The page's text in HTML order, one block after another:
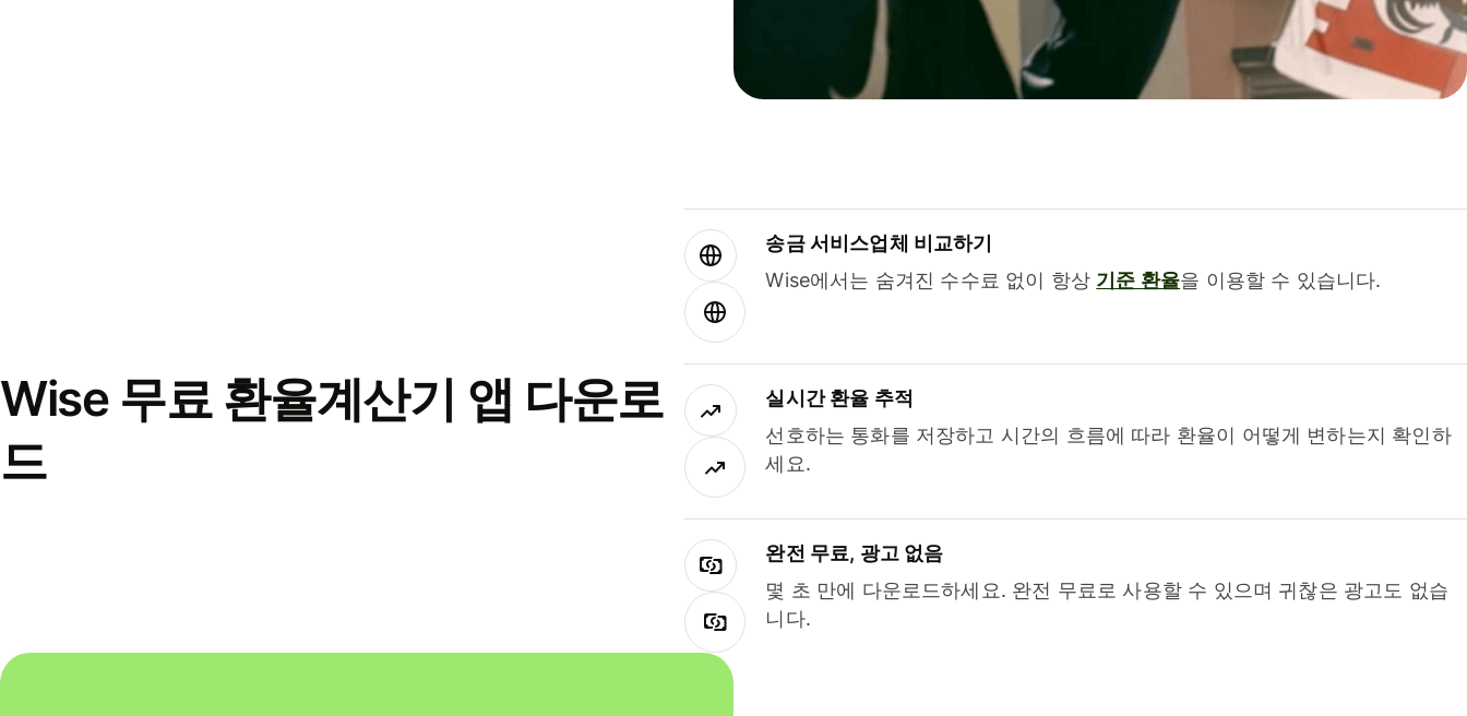
Wise 무료 환율계산기 앱 다운로
드
송금 서비스업체 비교하기
Wise에서는 숨겨진 수수료 없이 항상 기준 환율을 이용할 수 있습니다.
실시간 환율 추적
선호하는 통화를 저장하고 시간의 흐름에 따라 환율이 어떻게 변하는지 확인하
세요.
완전 무료, 광고 없음
몇 초 만에 다운로드하세요. 완전 무료로 사용할 수 있으며 귀찮은 광고도 없습
니다.